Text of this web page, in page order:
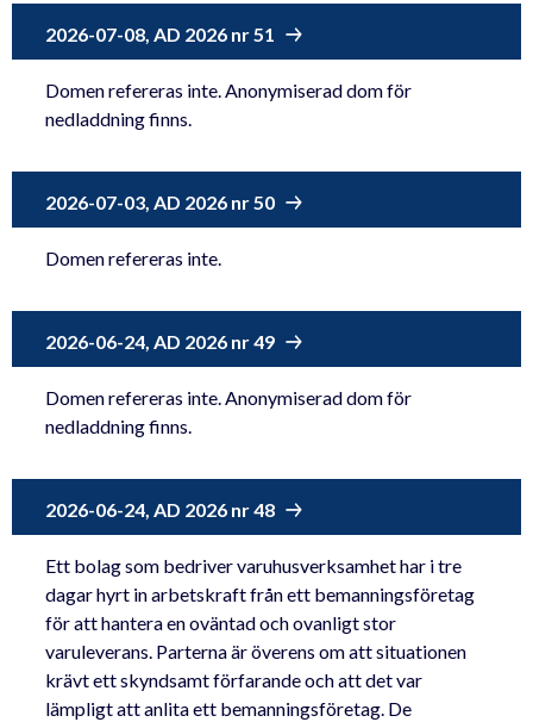
2026-07-08, AD 2026 nr 51
Domen refereras inte. Anonymiserad dom för
nedladdning finns.
2026-07-03, AD 2026 nr 50
Domen refereras inte.
2026-06-24, AD 2026 nr 49
Domen refereras inte. Anonymiserad dom för
nedladdning finns.
2026-06-24, AD 2026 nr 48
Ett bolag som bedriver varuhusverksamhet har i tre
dagar hyrt in arbetskraft från ett bemanningsföretag
för att hantera en oväntad och ovanligt stor
varuleverans. Parterna är överens om att situationen
krävt ett skyndsamt förfarande och att det var
lämpligt att anlita ett bemanningsföretag. De